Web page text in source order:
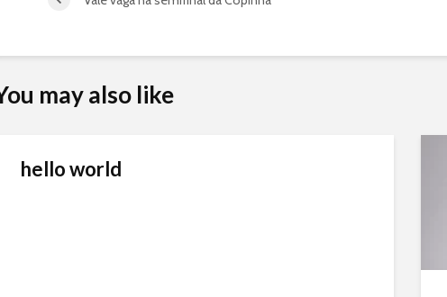
may also like
hello world